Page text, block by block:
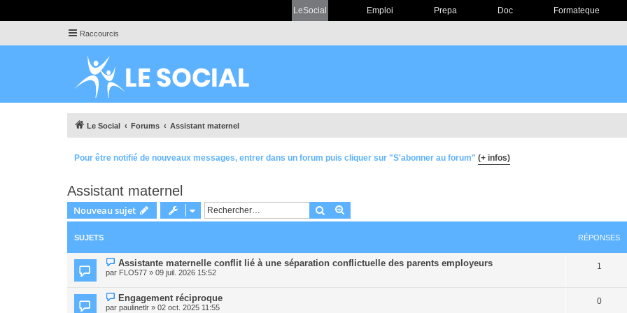
LeSocial Emploi Prepa Doc Formateque
Raccourcis
Le Social Forums Assistant maternel
Pour être notifié de nouveaux messages, entrer dans un forum puis cliquer sur "S'abonner au forum" (+ infos)
Assistant maternel
Nouveau sujet Rechercher
SUJETS RÉPONSES
Assistante maternelle conflit lié à une séparation conflictuelle des parents employeurs
par FLO577 » 09 juil. 2026 15:52
1
Engagement réciproque
par paulinetlr » 02 oct. 2025 11:55
0